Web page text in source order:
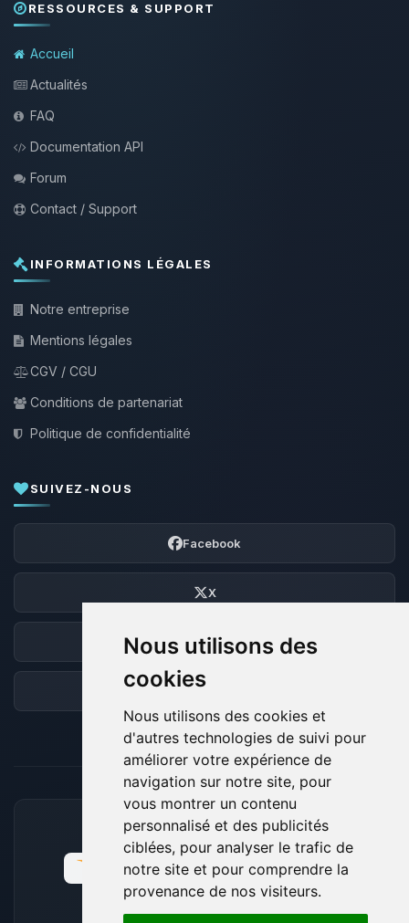
Nous utilisons des
cookies
Nous utilisons des cookies et
d'autres technologies de suivi pour
améliorer votre expérience de
navigation sur notre site, pour
vous montrer un contenu
personnalisé et des publicités
ciblées, pour analyser le trafic de
notre site et pour comprendre la
provenance de nos visiteurs.
RESSOURCES & SUPPORT
Accueil
Actualités
FAQ
Documentation API
Forum
Contact / Support
INFORMATIONS LÉGALES
Notre entreprise
Mentions légales
CGV / CGU
Conditions de partenariat
Politique de confidentialité
SUIVEZ-NOUS
Facebook
X
Discord
Forum
MOYENS DE PAIEMENT ACCEPTÉS